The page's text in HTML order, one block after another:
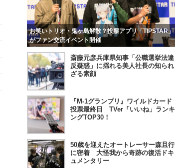
お笑いトリオ・鬼ヶ島解散？投票アプリ「TIPSTAR」
がファン交流イベント開催
斎藤元彦兵庫県知事「公職選挙法違
反疑惑」に揺れる美人社長の知られ
ざる素顔
『M-1グランプリ』ワイルドカード
投票最終日 TVer「いいね」ランキ
ングTOP30！
50歳を迎えたオートレーサー森且行
に密着 大怪我から奇跡の復活ドキ
ュメンタリー